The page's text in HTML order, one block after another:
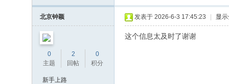
北京钟颖
0
主题
2
回帖
0
积分
新手上路
发表于 2026-6-3 17:45:23 显
这个信息太及时了谢谢